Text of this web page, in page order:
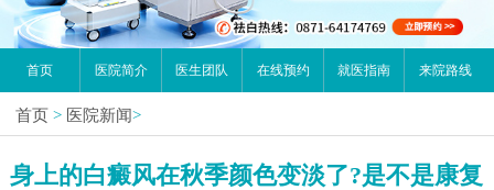
首页 医院简介 医生团队 在线预约 就医指南 来院路线
首页 > 医院新闻>
身上的白癜风在秋季颜色变淡了?是不是康复